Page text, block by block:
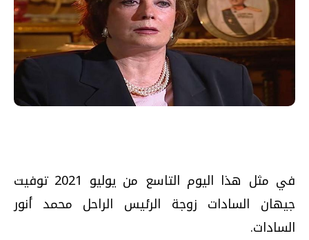
في مثل هذا اليوم التاسع من يوليو 2021 توفيت
جيهان السادات زوجة الرئيس الراحل محمد أنور
السادات.